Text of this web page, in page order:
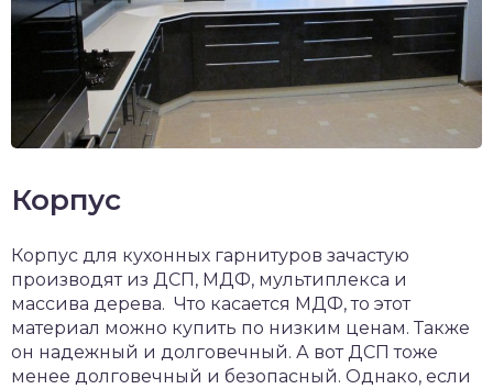
Корпус
Корпус для кухонных гарнитуров зачастую
производят из ДСП, МДФ, мультиплекса и
массива дерева. Что касается МДФ, то этот
материал можно купить по низким ценам. Также
он надежный и долговечный. А вот ДСП тоже
менее долговечный и безопасный. Однако, если